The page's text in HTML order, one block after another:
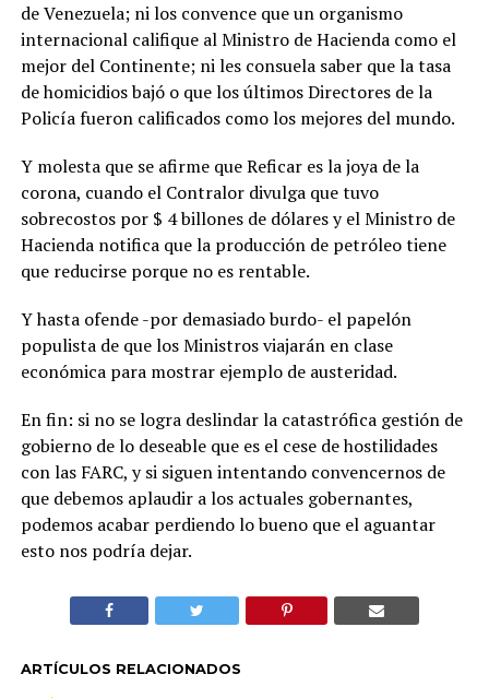
de Venezuela; ni los convence que un organismo
internacional califique al Ministro de Hacienda como el
mejor del Continente; ni les consuela saber que la tasa
de homicidios bajó o que los últimos Directores de la
Policía fueron calificados como los mejores del mundo.
Y molesta que se afirme que Reficar es la joya de la
corona, cuando el Contralor divulga que tuvo
sobrecostos por $ 4 billones de dólares y el Ministro de
Hacienda notifica que la producción de petróleo tiene
que reducirse porque no es rentable.
Y hasta ofende -por demasiado burdo- el papelón
populista de que los Ministros viajarán en clase
económica para mostrar ejemplo de austeridad.
En fin: si no se logra deslindar la catastrófica gestión de
gobierno de lo deseable que es el cese de hostilidades
con las FARC, y si siguen intentando convencernos de
que debemos aplaudir a los actuales gobernantes,
podemos acabar perdiendo lo bueno que el aguantar
esto nos podría dejar.
ARTÍCULOS RELACIONADOS